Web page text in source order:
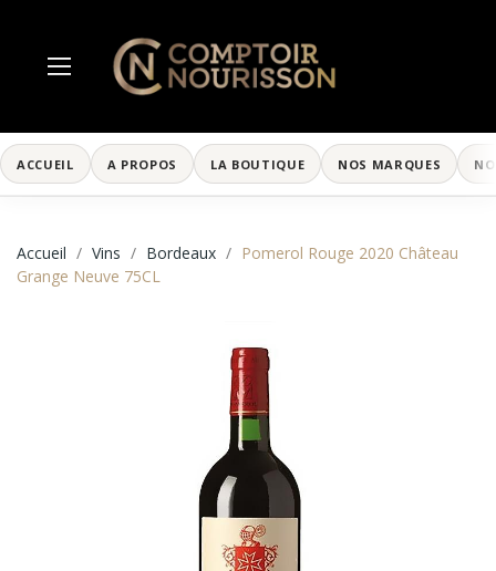
ACCUEIL A PROPOS LA BOUTIQUE NOS MARQUES
Accueil Vins Bordeaux
Pomerol Rouge 2020 Château
Grange Neuve 75CL